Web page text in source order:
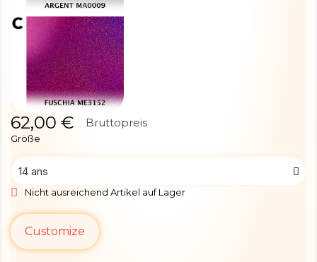
62,00 € Bruttopreis
Größe
Nicht ausreichend Artikel auf Lager
Customize